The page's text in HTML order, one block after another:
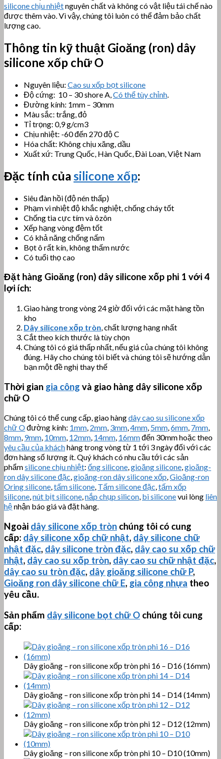
silicone chịu nhiệtnguyên chất và không có vật liệu tái chế nào
được thêm vào. Vì vậy, chúng tôi luôn có thể đảm bảo chất
lượng cao.
Thông tin kỹ thuật Gioăng (ron) dây
silicone xốp chữ O
Nguyên liệu: Cao su xốp bọt silicone
Độ cứng: 10 – 30 shore A, Có thể tùy chỉnh
Đường kính: 1mm – 30mm
Màu sắc: trắng, đỏ
Tỉ trọng: 0,9 g/cm3
Chịu nhiệt: -60 đến 270 độ C
Hóa chất: Không chịu xăng, dầu
Xuất xứ: Trung Quốc, Hàn Quốc, Đài Loan, Việt Nam
Đặc tính của silicone xốp:
Siêu đàn hồi (độ nén thấp)
Phạm vi nhiệt độ khắc nghiệt, chống cháy tốt
Chống tia cực tím và ôzôn
Xếp hạng vòng đệm tốt
Có khả năng chống nấm
Bọt ô rất kín, không thấm nước
Có tuổi thọ cao
Đặt hàng Gioăng (ron) dây silicone xốp phi 1 với 4
lợi ích:
Giao hàng trong vòng 24 giờ đối với các mặt hàng tồn
kho
Dây silicone xốp tròn, chất lượng hạng nhất
Cắt theo kích thước là tùy chọn
Chúng tôi có giá thấp nhất, nếu giá của chúng tôi không
đúng. Hãy cho chúng tôi biết và chúng tôi sẽ hướng dẫn
bạn một đề nghị thay thế
Thời gian gia công và giao hàng dây silicone xốp
chữ O
Chúng tôi có thể cung cấp, giao hàngdây cao su silicone xốp
chữ Ođường kính: 1mm, 2mm, 3mm,4mm, 5mm,6mm, 7mm,
8mm, 9mm, 10mm, 12mm, 14mm, 16mmđến 30mm hoặc theo
yêu cầu của kháchhàng trong vòng từ 1 tới 3 ngày đối với các
đơn hàng số lượng ít. Quý khách có nhu cầu tới các sản
phẩmsilicone chịu nhiệt: ống silicone,gioăng silicone,gioăng-
ron dây silicone đặc,gioăng-ron dây silicone xốp,Gioăng-ron
Oring silicone,tấm silicone, Tấm silicone đặc,tấm xốp
silicone,nút bịt silicone,nắp chụp silicon, bi siliconevui lòng liên
hệnhận báo giá và đặt hàng.
Ngoài dây silicone xốp tròn chúng tôi có cung
cấp: dây silicone xốp chữ nhật, dây silicone chữ
nhật đặc, dây silicone tròn đặc, dây cao su xốp chữ
nhật, dây cao su xốp tròn, dây cao su chữ nhật đặc,
dây cao su tròn đặc, dây gioăng silicone chữ P,
Gioăng ron dây silicone chữ E, gia công nhựa theo
yêu cầu.
Sản phẩm dây silicone bọt chữ O chúng tôi cung
cấp:
Dây gioăng – ron silicone xốp tròn phi 16 – D16 (16mm)
Dây gioăng – ron silicone xốp tròn phi 14 – D14 (14mm)
Dây gioăng – ron silicone xốp tròn phi 12 – D12 (12mm)
Dây gioăng – ron silicone xốp tròn phi 10 – D10 (10mm)